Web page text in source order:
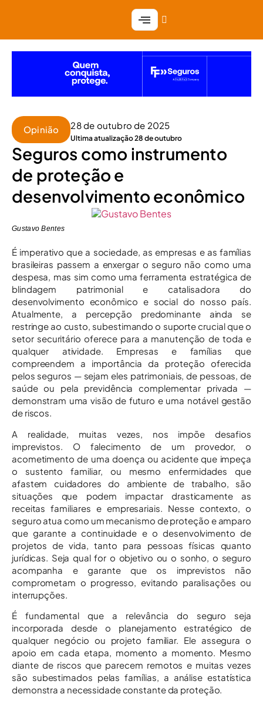
Opinião 28 de outubro de 2025
Ultima atualização 28 de outubro
Seguros como instrumento
de proteção e
desenvolvimento econômico
Gustavo Bentes
É imperativo que a sociedade, as empresas e as famílias
brasileiras passem a enxergar o seguro não como uma
despesa, mas sim como uma ferramenta estratégica de
blindagem patrimonial e catalisadora do
desenvolvimento econômico e social do nosso país.
Atualmente, a percepção predominante ainda se
restringe ao custo, subestimando o suporte crucial que o
setor securitário oferece para a manutenção de toda e
qualquer atividade. Empresas e famílias que
compreendem a importância da proteção oferecida
pelos seguros — sejam eles patrimoniais, de pessoas, de
saúde ou pela previdência complementar privada —
demonstram uma visão de futuro e uma notável gestão
de riscos.
A realidade, muitas vezes, nos impõe desafios
imprevistos. O falecimento de um provedor, o
acometimento de uma doença ou acidente que impeça
o sustento familiar, ou mesmo enfermidades que
afastem cuidadores do ambiente de trabalho, são
situações que podem impactar drasticamente as
receitas familiares e empresariais. Nesse contexto, o
seguro atua como um mecanismo de proteção e amparo
que garante a continuidade e o desenvolvimento de
projetos de vida, tanto para pessoas físicas quanto
jurídicas. Seja qual for o objetivo ou o sonho, o seguro
acompanha e garante que os imprevistos não
comprometam o progresso, evitando paralisações ou
interrupções.
É fundamental que a relevância do seguro seja
incorporada desde o planejamento estratégico de
qualquer negócio ou projeto familiar. Ele assegura o
apoio em cada etapa, momento a momento. Mesmo
diante de riscos que parecem remotos e muitas vezes
são subestimados pelas famílias, a análise estatística
demonstra a necessidade constante da proteção.